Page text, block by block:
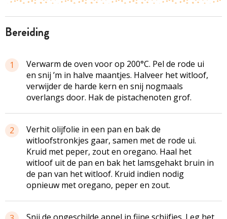
bereiding
1
Verwarm de oven voor op 200°C. Pel de rode ui
en snij ’m in halve maantjes. Halveer het witloof,
verwijder de harde kern en snij nogmaals
overlangs door. Hak de pistachenoten grof.
2
Verhit olijfolie in een pan en bak de
witloofstronkjes gaar, samen met de rode ui.
Kruid met peper, zout en oregano. Haal het
witloof uit de pan en bak het lamsgehakt bruin in
de pan van het witloof. Kruid indien nodig
opnieuw met oregano, peper en zout.
Snij de ongeschilde appel in fijne schijfjes. Leg het